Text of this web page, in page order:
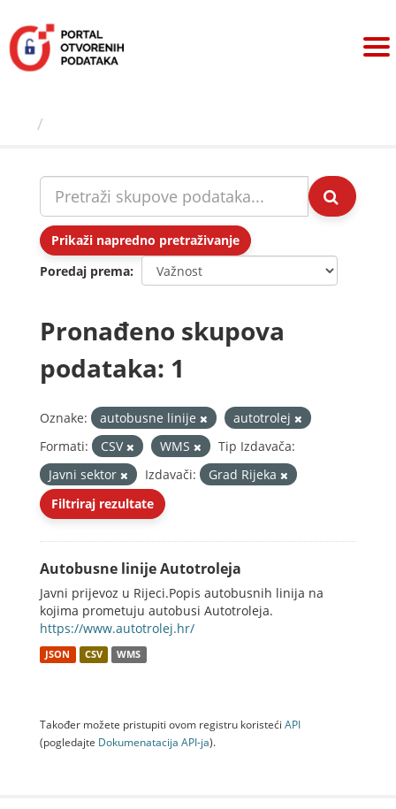
sadržaj
Prikaži napredno pretraživanje
Poredaj prema
Pronađeno skupova
podataka: 1
Oznake: autobusne linije
autotrolej
Formati:
CSV WMS
Tip Izdavača:
Javni sektor
Izdavači:
Grad Rijeka
Filtriraj rezultate
Autobusne linije Autotroleja
Javni prijevoz u Rijeci.Popis autobusnih linija na
kojima prometuju autobusi Autotroleja.
https://www.autotrolej.hr/
JSON CSV WMS
Također možete pristupiti ovom registru koristeći API
(pogledajte Dokumenаtаcijа API-jа).